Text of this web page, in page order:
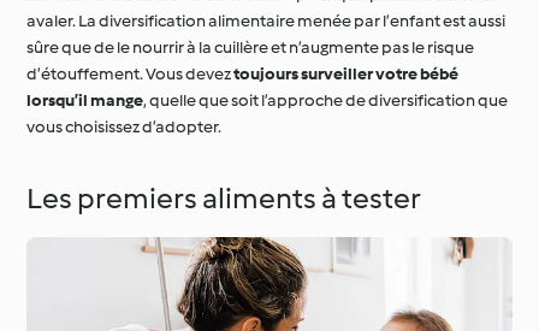
avaler. La diversification alimentaire menée par l’enfant est aussi
sûre que de le nourrir à la cuillère et n’augmente pas le risque
d’étouffement. Vous deveztoujours surveiller votre bébé
lorsqu’il mange, quelle que soit l’approche de diversification que
vous choisissez d’adopter.
Les premiers aliments à tester